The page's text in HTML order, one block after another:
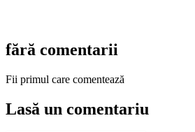
fără comentarii
Fii primul care comentează
Lasă un comentariu